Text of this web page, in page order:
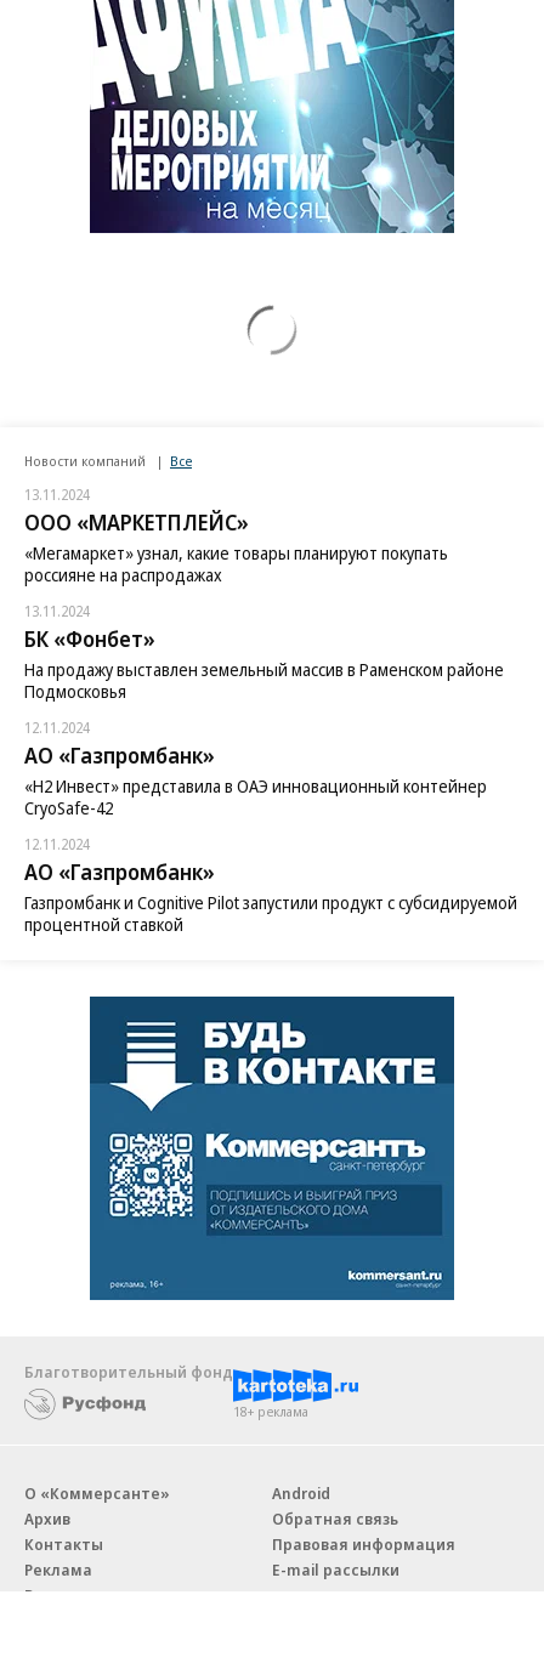
Новости компаний Все
13.11.2024
ООО «МАРКЕТПЛЕЙС»
«Мегамаркет» узнал, какие товары планируют покупать
россияне на распродажах
13.11.2024
БК «Фонбет»
На продажу выставлен земельный массив в Раменском районе
Подмосковья
12.11.2024
АО «Газпромбанк»
«H2 Инвест» представила в ОАЭ инновационный контейнер
CryoSafe-42
12.11.2024
АО «Газпромбанк»
Газпромбанк и Cognitive Pilot запустили продукт с субсидируемой
процентной ставкой
Благотворительный фонд
18+ реклама
О «Коммерсанте»
Архив
Контакты
Реклама
Вакансии
Android
Обратная связь
Правовая информация
E-mail рассылки